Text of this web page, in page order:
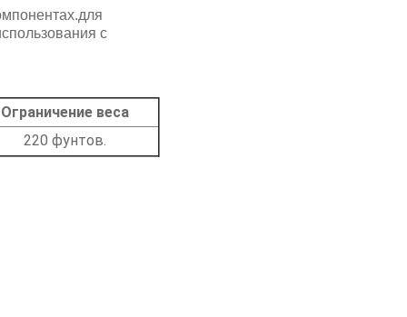
с
Ограничение веса
220 фунтов.